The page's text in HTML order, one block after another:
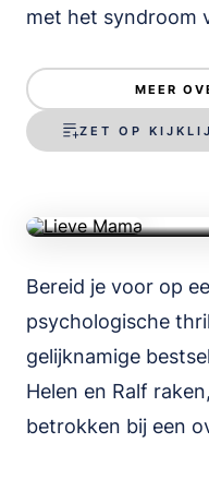
met het syndroom
MEER
ZET OP
Lieve
Serie • Thriller • 43m •
Bereid je voor op
psychologische
gelijknamige
Helen en Ralf
betrokken bij een